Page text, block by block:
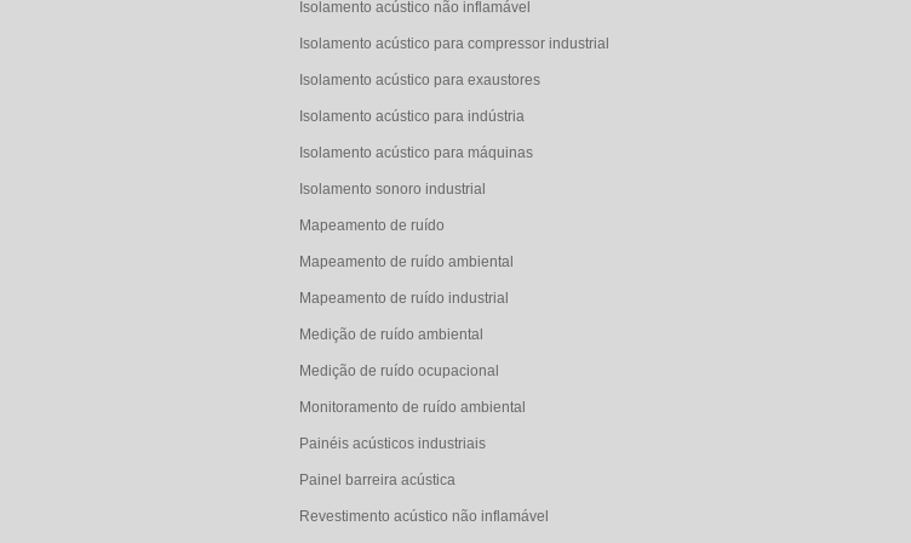
Isolamento acústico não inflamável
Isolamento acústico para compressor industrial
Isolamento acústico para exaustores
Isolamento acústico para indústria
Isolamento acústico para máquinas
Isolamento sonoro industrial
Mapeamento de ruído
Mapeamento de ruído ambiental
Mapeamento de ruído industrial
Medição de ruído ambiental
Medição de ruído ocupacional
Monitoramento de ruído ambiental
Painéis acústicos industriais
Painel barreira acústica
Revestimento acústico não inflamável